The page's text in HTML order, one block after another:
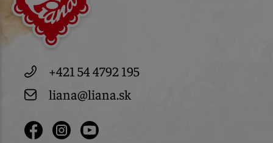
+421 54 4792 195
liana@liana.sk